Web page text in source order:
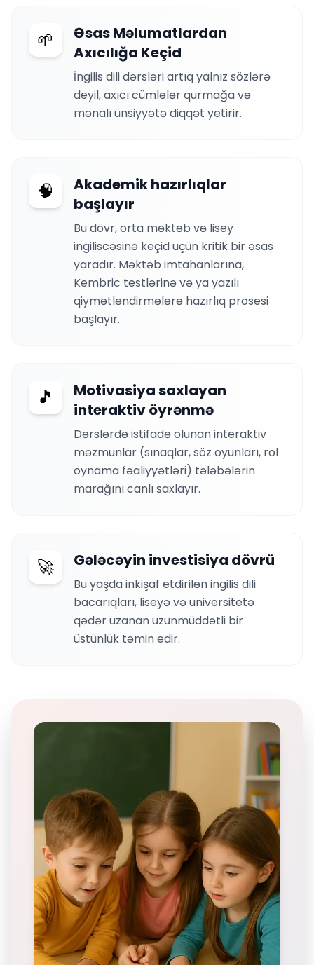
🌱
Əsas Məlumatlardan
Axıcılığa Keçid
İngilis dili dərsləri artıq yalnız sözlərə
deyil, axıcı cümlələr qurmağa və
mənalı ünsiyyətə diqqət yetirir.
🧠
Akademik hazırlıqlar
başlayır
Bu dövr, orta məktəb və lisey
ingiliscəsinə keçid üçün kritik bir əsas
yaradır. Məktəb imtahanlarına,
Kembric testlərinə və ya yazılı
qiymətləndirmələrə hazırlıq prosesi
başlayır.
🎵
Motivasiya saxlayan
interaktiv öyrənmə
Dərslərdə istifadə olunan interaktiv
məzmunlar (sınaqlar, söz oyunları, rol
oynama fəaliyyətləri) tələbələrin
marağını canlı saxlayır.
🚀 Gələcəyin investisiya dövrü
Bu yaşda inkişaf etdirilən ingilis dili
bacarıqları, liseyə və universitetə
qədər uzanan uzunmüddətli bir
üstünlük təmin edir.